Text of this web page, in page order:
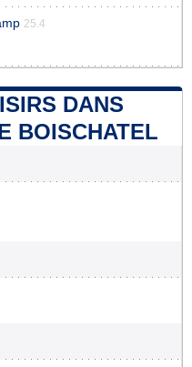
25.4
DANS
BOISCHATEL